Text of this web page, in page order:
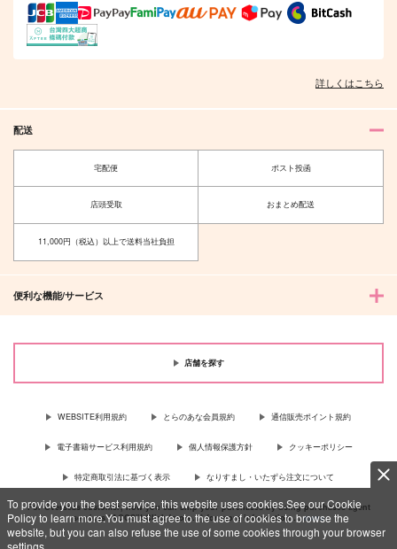
To provide you the best service, this website uses cookies.See our Cookie
Policy to learn more.You must agree to the use of cookies to browse the
website, but you can also refuse the use of some cookies through your browser
settings.
詳しくはこちら
配送
宅配便 ポスト投函
店頭受取 おまとめ配送
11,000円（税込）以上で送料当社負担
便利な機能/サービス
店舗を探す
WEBSITE利用規約 とらのあな会員規約 通信販売ポイント規約
電子書籍サービス利用規約 個人情報保護方針 クッキーポリシー
特定商取引法に基づく表示 なりすまし・いたずら注文について
For Overseas customer, now you can ship your purchases by using purchases agent
services “AOCS”! Click {more…} for more information …more